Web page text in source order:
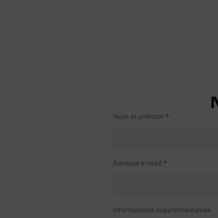
Nom et prénom
Adresse e-mail
Informations supplémentaires